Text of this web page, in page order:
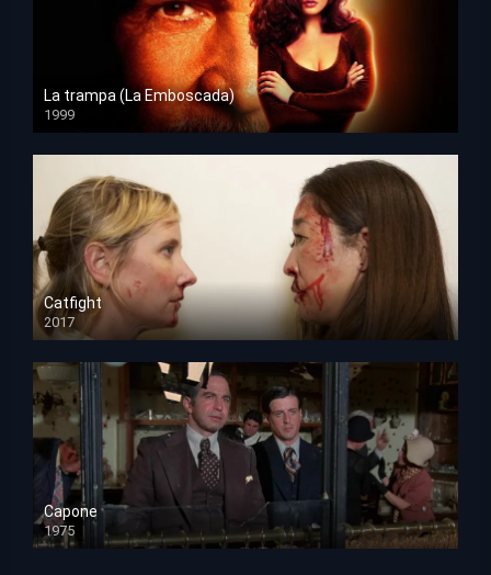
La trampa (La Emboscada)
1999
HD 1080p
Catfight
2017
HD 720p
Capone
1975
HD 1080p